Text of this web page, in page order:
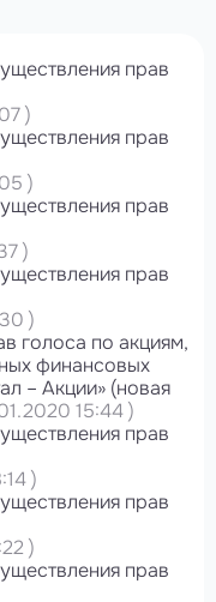
прав
)
прав
)
прав
)
прав
)
голоса по акциям,
финансовых
– Акции» (новая
15:44)
прав
)
прав
)
прав